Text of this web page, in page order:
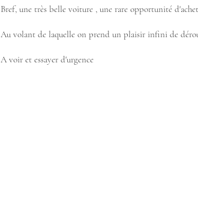
Bref, une très belle voiture , une rare opportunité
Au volant de laquelle on prend un plaisir infini de
A voir et essayer d'urgence